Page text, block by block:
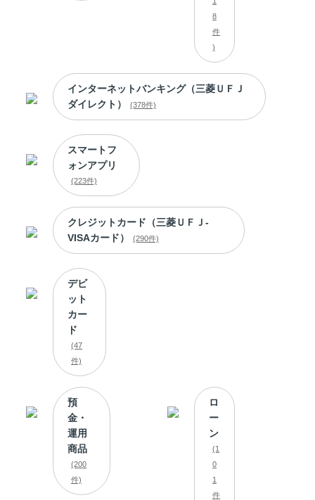
8
件
)
インターネットバンキング（三菱ＵＦＪ
ダイレクト）
(378件)
スマートフ
ォンアプリ
(223件)
クレジットカード（三菱ＵＦＪ-
VISAカード）
(290件)
デビ
ット
カー
ド
(47
件)
預
金・
運用
商品
(200
件)
ロ
ー
ン
(1
0
1
件